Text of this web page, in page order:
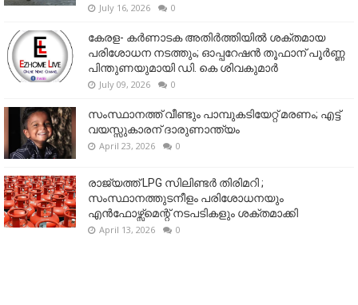
July 16, 2026 0
കേരള- കർണാടക അതിർത്തിയിൽ ശക്തമായ
പരിശോധന നടത്തും; ഓപ്പറേഷൻ തൂഫാന് പൂർണ്ണ
പിന്തുണയുമായി ഡി. കെ ശിവകുമാർ
July 09, 2026 0
സംസ്ഥാനത്ത് വീണ്ടും പാമ്പുകടിയേറ്റ് മരണം; എട്ട്
വയസ്സുകാരന് ദാരുണാന്ത്യം
April 23, 2026 0
രാജ്യത്ത് LPG സിലിണ്ടർ തിരിമറി ;
സംസ്ഥാനത്തുടനീളം പരിശോധനയും
എൻഫോഴ്സ്മെന്റ് നടപടികളും ശക്തമാക്കി
April 13, 2026 0